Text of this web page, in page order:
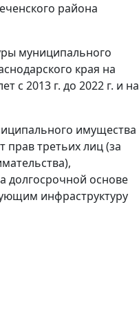
района
муниципального
края на
с 2013 г. до 2022 г. и на
имущества
прав третьих лиц (за
долгосрочной основе
инфраструктуру